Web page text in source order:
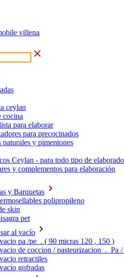
ceylan
cocina
para elaborar
para precocinados
naturales y pimentones
Ceylan - para todo tipo de
y complementos para elaboración
y Barquetas
polipropileno
skin
pet
al vacío
pa /pe . ( 90 micras 120 , 150 )
de coccion / pasteurizacion . Pa /
retractiles
gofradas